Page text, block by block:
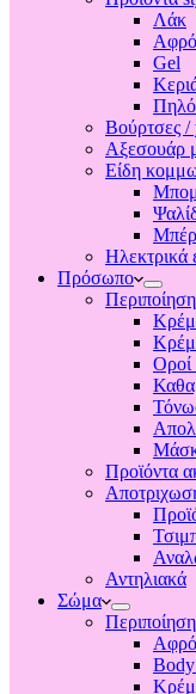
Λάκ
Gel
Βούρτσες /
Αξεσουάρ
Είδη
Ηλεκτρικά
Πρόσωπο
Οροί
Προϊόντα
Αντηλιακά
Σώμα